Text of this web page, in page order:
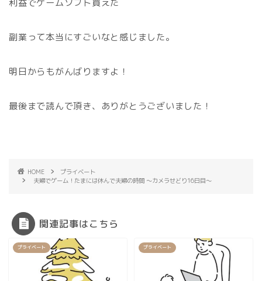
利益でゲームソフト買えた
副業って本当にすごいなと感じました。
明日からもがんばりますよ！
最後まで読んで頂き、ありがとうございました！
HOME
プライベート
夫婦でゲーム！たまには休んで夫婦の時間 〜カメラせどり16日目〜
関連記事はこちら
プライベート プライベート